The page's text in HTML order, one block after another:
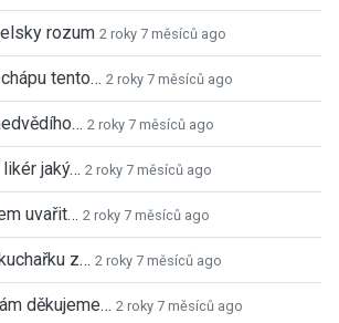
rozum 2 roky 7 měsíců ago
tento… 2 roky 7 měsíců ago
2 roky 7 měsíců ago
jaký… 2 roky 7 měsíců ago
uvařit… 2 roky 7 měsíců ago
z… 2 roky 7 měsíců ago
děkujeme… 2 roky 7 měsíců ago